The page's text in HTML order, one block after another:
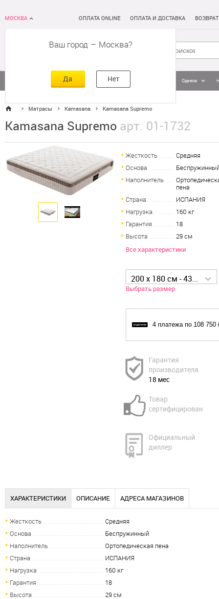
МОСКВА
Ваш город – Москва
Да Нет
ОПЛАТА ONLINE ОПЛАТА И ДОСТАВКА
Кровати Постельное белье Одеяла
Матрасы Kamasana Kamasana Supremo
Kamasana Supremo арт. 01-1732
Жесткость
Средняя
Основа
Наполнитель
пена
Страна
ИСПАНИЯ
Нагрузка
160 кг
Гарантия
18
Высота
29 см
Все характеристики
200 x 180 см - 435 000 р
Выбрать размер
4 платежа по 108 750
Гарантия
производителя
18 мес
Товар
сертифицирован
Официальный
диллер
ХАРАКТЕРИСТИКИ ОПИСАНИЕ АДРЕСА МАГАЗИНОВ
Жесткость
Средняя
Основа
Беспружинный
Наполнитель
Ортопедическая пена
Страна
ИСПАНИЯ
Нагрузка
160 кг
Гарантия
18
Высота
29 см